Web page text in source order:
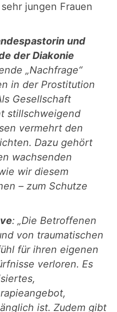
jungen Frauen
und
der Diakonie
„Nachfrage“
in der Prostitution
Gesellschaft
stillschweigend
vermehrt den
Dazu gehört
wachsenden
wir diesem
– zum Schutze
: „Die Betroffenen
von traumatischen
für ihren eigenen
verloren. Es
ist. Zudem gibt